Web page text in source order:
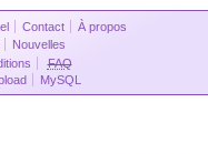
Contact
À propos
Nouvelles
FAQ
MySQL